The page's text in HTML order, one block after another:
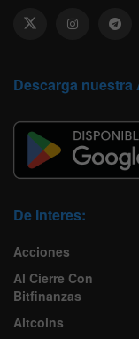
Descarga nuestra
De Interes:
Acciones
Al Cierre Con
Bitfinanzas
Altcoins